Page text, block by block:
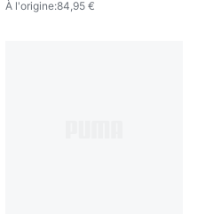
À l'origine:84,95 €